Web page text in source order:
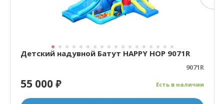
Детский надувной Батут HAPPY HOP 9071R
9071R
Есть в наличии
55 000₽